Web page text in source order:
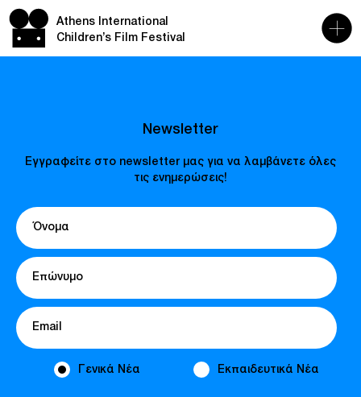
Athens International
Children’s Film Festival
Newsletter
Εγγραφείτε στο newsletter μας για να λαμβάνετε όλες
τις ενημερώσεις!
Γενικά Νέα Εκπαιδευτικά Νέα